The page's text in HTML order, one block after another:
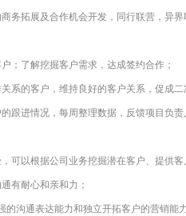
务拓展及合作机会开发，同行联营，异
；了解挖掘客户需求，达成签约合作；
系的客户，维持良好的客户关系，促成二
跟进情况，每周整理数据，反馈项目负责
可以根据公司业务挖掘潜在客户、提供
有耐心和亲和力；
的沟通表达能力和独立开拓客户的营销能